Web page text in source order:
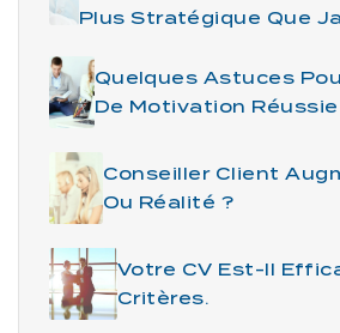
Plus Stratégique Que
Quelques Astuces
De Motivation Réussie
Conseiller Client
Ou Réalité ?
Votre CV Est-Il
Critères.